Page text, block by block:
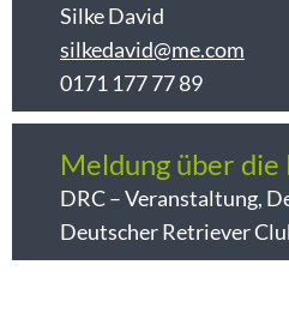
Silke David
silkedavid@me.com
0171 177 77 89
Meldung über die
DRC – Veranstaltung,
Deutscher Retriever